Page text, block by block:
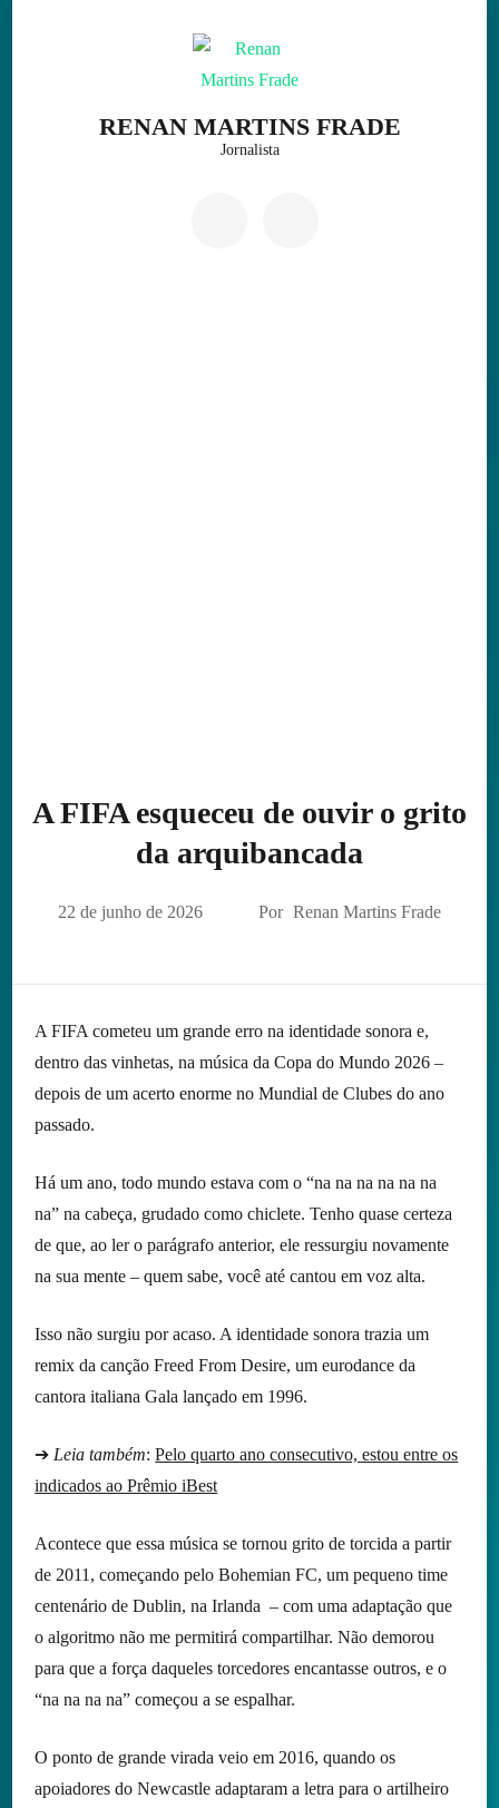
RENAN MARTINS FRADE
Jornalista
A FIFA esqueceu de ouvir o grito
da arquibancada
22 de junho de 2026 Por Renan Martins Frade
A FIFA cometeu um grande erro na identidade sonora e,
dentro das vinhetas, na música da Copa do Mundo 2026 –
depois de um acerto enorme no Mundial de Clubes do ano
passado.
Há um ano, todo mundo estava com o “na na na na na na
na” na cabeça, grudado como chiclete. Tenho quase certeza
de que, ao ler o parágrafo anterior, ele ressurgiu novamente
na sua mente – quem sabe, você até cantou em voz alta.
Isso não surgiu por acaso. A identidade sonora trazia um
remix da canção Freed From Desire, um eurodance da
cantora italiana Gala lançado em 1996.
➔ Leia também:Pelo quarto ano consecutivo, estou entre os
indicados ao Prêmio iBest
Acontece que essa música se tornou grito de torcida a partir
de 2011, começando pelo Bohemian FC, um pequeno time
centenário de Dublin, na Irlanda – com uma adaptação que
o algoritmo não me permitirá compartilhar. Não demorou
para que a força daqueles torcedores encantasse outros, e o
“na na na na” começou a se espalhar.
O ponto de grande virada veio em 2016, quando os
apoiadores do Newcastle adaptaram a letra para o artilheiro